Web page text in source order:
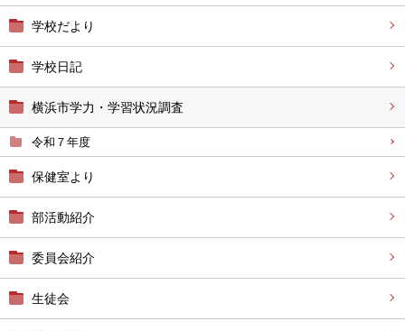
学校だより
学校日記
横浜市学力・学習状況調査
令和７年度
保健室より
部活動紹介
委員会紹介
生徒会